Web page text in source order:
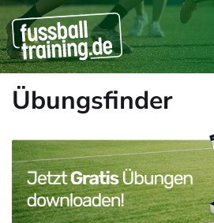
Übungsfinder